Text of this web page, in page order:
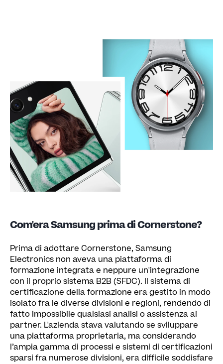
Com'era Samsung prima di Cornerstone?
Prima di adottare Cornerstone, Samsung
Electronics non aveva una piattaforma di
formazione integrata e neppure un'integrazione
con il proprio sistema B2B (SFDC). Il sistema di
certificazione della formazione era gestito in modo
isolato fra le diverse divisioni e regioni, rendendo di
fatto impossibile qualsiasi analisi o assistenza ai
partner. L'azienda stava valutando se sviluppare
una piattaforma proprietaria, ma considerando
l’ampia gamma di processi e sistemi di certificazioni
sparsi fra numerose divisioni, era difficile soddisfare